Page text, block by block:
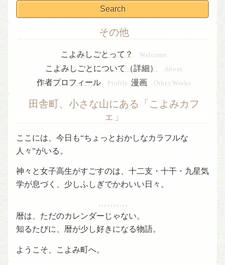
その他
こよみしごとって？ Welcome
こよみしごとについて（詳細） About
作者プロフィール Profile 漫画 Other Works
田舎町、小さな山にある「こよみカフ
ェ」
ここには、今日も“ちょっとおかしなカラフルな
人々”がいる。
神々と女子高生がすごすのは、十二支・十干・九星気
学が息づく、少しふしぎでかわいい日々。
暦は、ただのカレンダーじゃない。
知るたびに、暦が少し好きになる物語。
ようこそ、こよみ町へ。